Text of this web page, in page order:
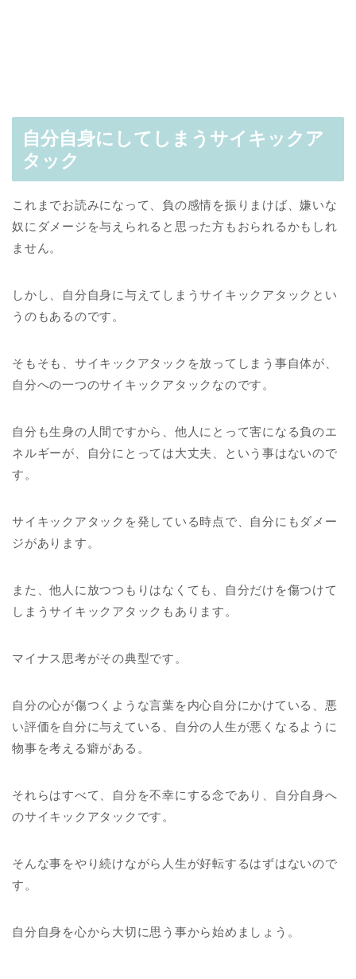
自分自身にしてしまうサイキックア
タック
これまでお読みになって、負の感情を振りまけば、嫌いな
奴にダメージを与えられると思った方もおられるかもしれ
ません。
しかし、自分自身に与えてしまうサイキックアタックとい
うのもあるのです。
そもそも、サイキックアタックを放ってしまう事自体が、
自分への一つのサイキックアタックなのです。
自分も生身の人間ですから、他人にとって害になる負のエ
ネルギーが、自分にとっては大丈夫、という事はないので
す。
サイキックアタックを発している時点で、自分にもダメー
ジがあります。
また、他人に放つつもりはなくても、自分だけを傷つけて
しまうサイキックアタックもあります。
マイナス思考がその典型です。
自分の心が傷つくような言葉を内心自分にかけている、悪
い評価を自分に与えている、自分の人生が悪くなるように
物事を考える癖がある。
それらはすべて、自分を不幸にする念であり、自分自身へ
のサイキックアタックです。
そんな事をやり続けながら人生が好転するはずはないので
す。
自分自身を心から大切に思う事から始めましょう。